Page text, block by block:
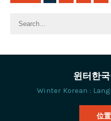
윈터한
Winter Korean :
位